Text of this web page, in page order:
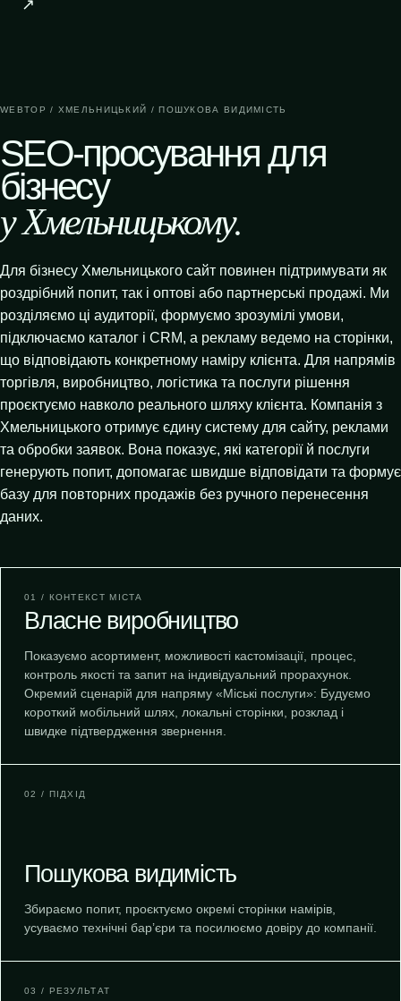
↗
WEBTOP / ХМЕЛЬНИЦЬКИЙ / ПОШУКОВА ВИДИМІСТЬ
SEO-просування для
бізнесу
у Хмельницькому.
Для бізнесу Хмельницького сайт повинен підтримувати як
роздрібний попит, так і оптові або партнерські продажі. Ми
розділяємо ці аудиторії, формуємо зрозумілі умови,
підключаємо каталог і CRM, а рекламу ведемо на сторінки,
що відповідають конкретному наміру клієнта. Для напрямів
торгівля, виробництво, логістика та послуги рішення
проєктуємо навколо реального шляху клієнта. Компанія з
Хмельницького отримує єдину систему для сайту, реклами
та обробки заявок. Вона показує, які категорії й послуги
генерують попит, допомагає швидше відповідати та формує
базу для повторних продажів без ручного перенесення
даних.
01 / КОНТЕКСТ МІСТА
Власне виробництво
Показуємо асортимент, можливості кастомізації, процес,
контроль якості та запит на індивідуальний прорахунок.
Окремий сценарій для напряму «Міські послуги»: Будуємо
короткий мобільний шлях, локальні сторінки, розклад і
швидке підтвердження звернення.
02 / ПІДХІД
Пошукова видимість
Збираємо попит, проєктуємо окремі сторінки намірів,
усуваємо технічні бар’єри та посилюємо довіру до компанії.
03 / РЕЗУЛЬТАТ